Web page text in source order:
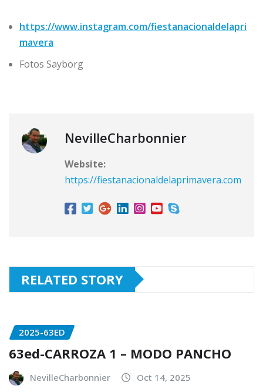
https://www.instagram.com/fiestanacionaldelapri
mavera
Fotos Sayborg
NevilleCharbonnier
Website:
https://fiestanacionaldelaprimavera.com
RELATED STORY
2025-63ED
63ed-CARROZA 1 – MODO PANCHO
NevilleCharbonnier Oct 14, 2025